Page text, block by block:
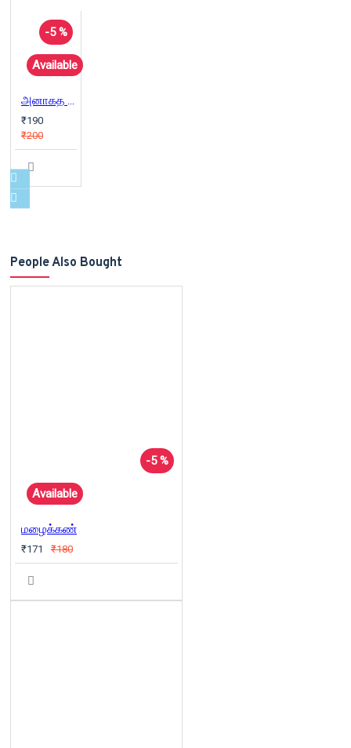
-5 %
Available
அனாகத நாதம்
₹190
₹200
People Also Bought
-5 %
Available
மழைக்கண்
₹171 ₹180